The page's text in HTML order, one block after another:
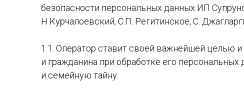
БРЮКИ ДЛЯ
ДЕВОЧЕК ЗИМА
БРЮКИ
СПОРТИВНЫЕ
БРЮКИ
ЗИМА
БРЮКИ
безопасности персональных данных ИП
Н Курчалоевский, C.П. Регитинское, С.
1.1. Оператор ставит своей важнейшей целью
и гражданина при обработке его
и семейную тайну.